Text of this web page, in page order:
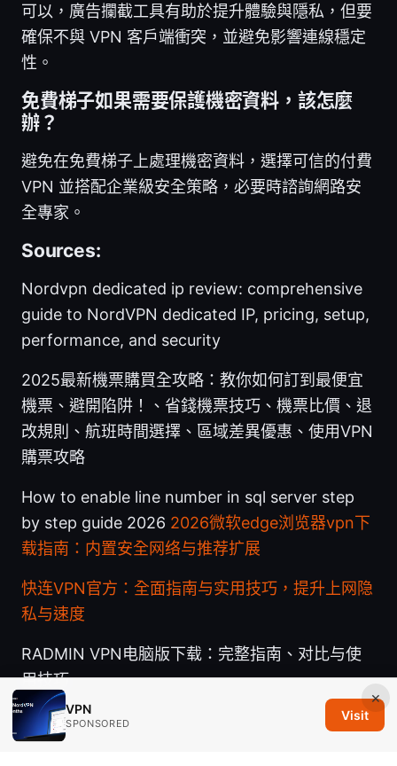
可以，廣告攔截工具有助於提升體驗與隱私，但要
確保不與 VPN 客戶端衝突，並避免影響連線穩定
性。
免費梯子如果需要保護機密資料，該怎麼
辦？
避免在免費梯子上處理機密資料，選擇可信的付費
VPN 並搭配企業級安全策略，必要時諮詢網路安
全專家。
Sources:
Nordvpn dedicated ip review: comprehensive
guide to NordVPN dedicated IP, pricing, setup,
performance, and security
2025最新機票購買全攻略：教你如何訂到最便宜
機票、避開陷阱！、省錢機票技巧、機票比價、退
改規則、航班時間選擇、區域差異優惠、使用VPN
購票攻略
How to enable line number in sql server step
by step guide 2026 2026微软edge浏览器vpn下
载指南：内置安全网络与推荐扩展
快连VPN官方：全面指南与实用技巧，提升上网隐
私与速度
RADMIN VPN电脑版下载：完整指南、对比与使
用技巧
×
VPN
SPONSORED
Visit